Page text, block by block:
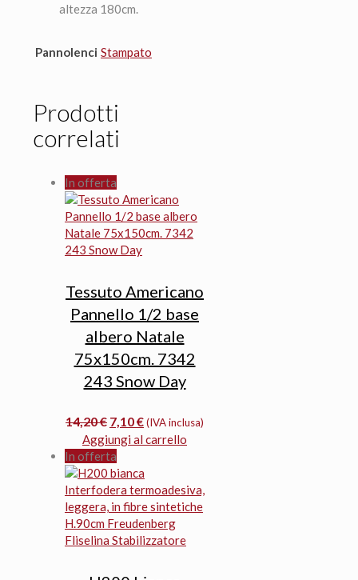
altezza 180cm.
Pannolenci Stampato
Prodotti
correlati
In offerta
Tessuto Americano
Pannello 1/2 base
albero Natale
75x150cm. 7342
243 Snow Day
14,20€ Il
prezzo
originale
era:
14,20 €.
7,10€Il
prezzo
è:
7,10 €.
(IVA inclusa)
Aggiungi al carrello
In offerta